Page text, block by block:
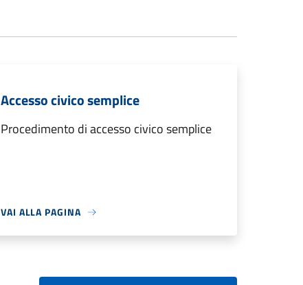
Accesso civico semplice
Procedimento di accesso civico semplice
VAI ALLA PAGINA